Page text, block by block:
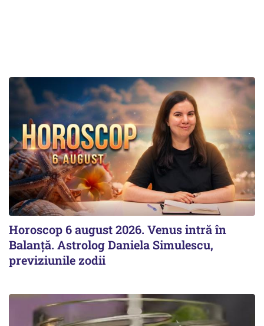
Horoscop 6 august 2026. Venus intră în
Balanță. Astrolog Daniela Simulescu,
previziunile zodii